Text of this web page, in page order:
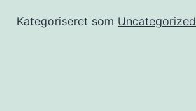
Kategoriseret som Uncategorized